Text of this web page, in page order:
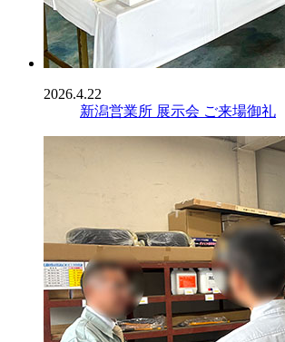
2026.4.22
新潟営業所 展示会 ご来場御礼